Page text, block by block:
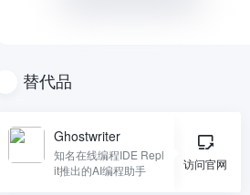
替代品
Ghostwriter
知名在线编程IDE Repl
it推出的AI编程助手
访问官网